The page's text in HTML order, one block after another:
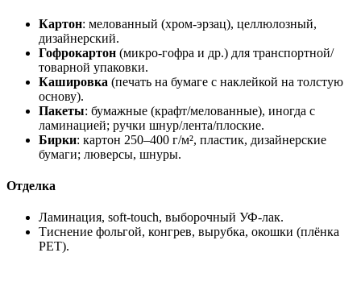
Картон: мелованный (хром-эрзац), целлюлозный,
дизайнерский.
Гофрокартон (микро-гофра и др.) для транспортной/
товарной упаковки.
Кашировка (печать на бумаге с наклейкой на толстую
основу).
Пакеты: бумажные (крафт/мелованные), иногда с
ламинацией; ручки шнур/лента/плоские.
Бирки: картон 250–400 г/м², пластик, дизайнерские
бумаги; люверсы, шнуры.
Отделка
Ламинация, soft-touch, выборочный УФ-лак.
Тиснение фольгой, конгрев, вырубка, окошки (плёнка
PET).